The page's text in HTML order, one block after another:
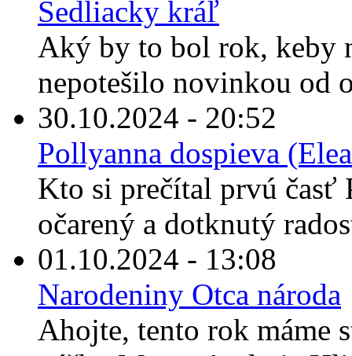
Sedliacky kráľ
Aký by to bol rok, keby
nepotešilo novinkou od
30.10.2024 - 20:52
Pollyanna dospieva
Kto si prečítal prvú časť
očarený a dotknutý
01.10.2024 - 13:08
Narodeniny Otca národa
Ahojte, tento rok máme